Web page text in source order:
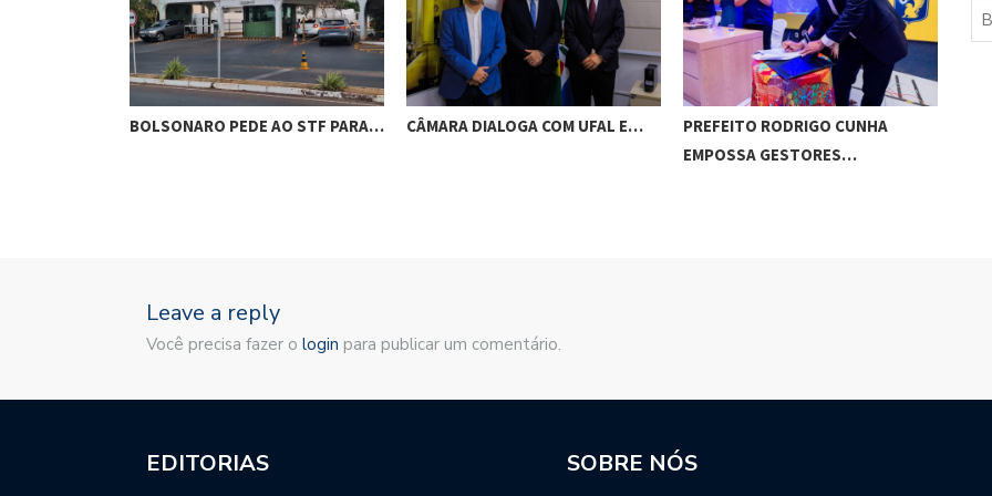
BOLSONARO PEDE AO STF PARA… CÂMARA DIALOGA COM UFAL E…
PREFEITO RODRIGO CUNHA
EMPOSSA GESTORES…
Leave a reply
Você precisa fazer o login para publicar um comentário.
EDITORIAS SOBRE NÓS